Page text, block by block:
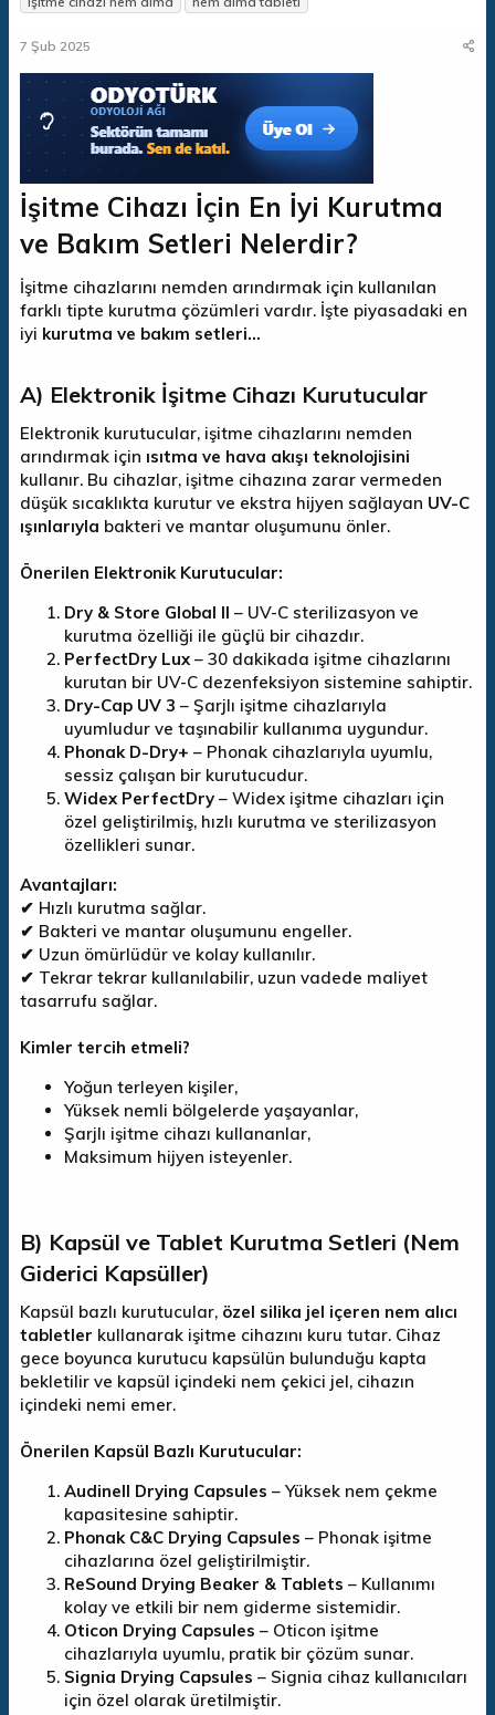
n
u
y
b
t
n
ş
n
g
ı
ç
t
r
i
i
i
t
7 Şub 2025
İşitme Cihazı İçin En İyi Kurutma
ve Bakım Setleri Nelerdir?
İşitme cihazlarını nemden arındırmak için kullanılan
farklı tipte kurutma çözümleri vardır. İşte piyasadaki en
iyi kurutma ve bakım setleri...
A) Elektronik İşitme Cihazı Kurutucular
Elektronik kurutucular, işitme cihazlarını nemden
arındırmak için ısıtma ve hava akışı teknolojisini
kullanır. Bu cihazlar, işitme cihazına zarar vermeden
düşük sıcaklıkta kurutur ve ekstra hijyen sağlayan UV-C
ışınlarıyla bakteri ve mantar oluşumunu önler.
Önerilen Elektronik Kurutucular:
Dry & Store Global II – UV-C sterilizasyon ve
kurutma özelliği ile güçlü bir cihazdır.
PerfectDry Lux – 30 dakikada işitme cihazlarını
kurutan bir UV-C dezenfeksiyon sistemine sahiptir.
Dry-Cap UV 3 – Şarjlı işitme cihazlarıyla
uyumludur ve taşınabilir kullanıma uygundur.
Phonak D-Dry+ – Phonak cihazlarıyla uyumlu,
sessiz çalışan bir kurutucudur.
Widex PerfectDry – Widex işitme cihazları için
özel geliştirilmiş, hızlı kurutma ve sterilizasyon
özellikleri sunar.
Avantajları:
✔ Hızlı kurutma sağlar.
✔ Bakteri ve mantar oluşumunu engeller.
✔ Uzun ömürlüdür ve kolay kullanılır.
✔ Tekrar tekrar kullanılabilir, uzun vadede maliyet
tasarrufu sağlar.
Kimler tercih etmeli?
Yoğun terleyen kişiler,
Yüksek nemli bölgelerde yaşayanlar,
Şarjlı işitme cihazı kullananlar,
Maksimum hijyen isteyenler.
B) Kapsül ve Tablet Kurutma Setleri (Nem
Giderici Kapsüller)
Kapsül bazlı kurutucular, özel silika jel içeren nem alıcı
tabletler kullanarak işitme cihazını kuru tutar. Cihaz
gece boyunca kurutucu kapsülün bulunduğu kapta
bekletilir ve kapsül içindeki nem çekici jel, cihazın
içindeki nemi emer.
Önerilen Kapsül Bazlı Kurutucular:
Audinell Drying Capsules – Yüksek nem çekme
kapasitesine sahiptir.
Phonak C&C Drying Capsules – Phonak işitme
cihazlarına özel geliştirilmiştir.
ReSound Drying Beaker & Tablets – Kullanımı
kolay ve etkili bir nem giderme sistemidir.
Oticon Drying Capsules – Oticon işitme
cihazlarıyla uyumlu, pratik bir çözüm sunar.
Signia Drying Capsules – Signia cihaz kullanıcıları
için özel olarak üretilmiştir.